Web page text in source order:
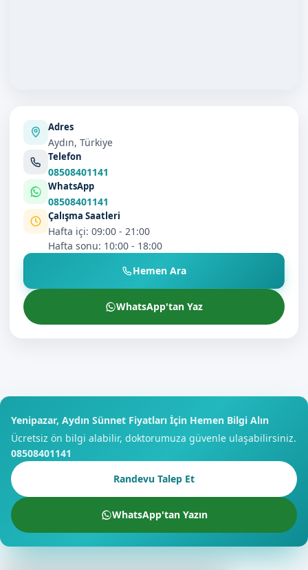
Adres
Aydın, Türkiye
Telefon
08508401141
WhatsApp
08508401141
Çalışma Saatleri
Hafta içi: 09:00 - 21:00
Hafta sonu: 10:00 - 18:00
Hemen Ara
WhatsApp'tan Yaz
Yenipazar, Aydın Sünnet Fiyatları İçin Hemen Bilgi Alın
Ücretsiz ön bilgi alabilir, doktorumuza güvenle ulaşabilirsiniz.
08508401141
Randevu Talep Et
WhatsApp'tan Yazın